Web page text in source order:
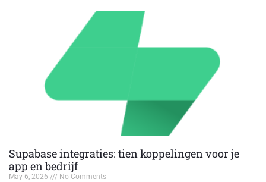
Supabase integraties: tien koppelingen voor je
app en bedrijf
May 6, 2026 No Comments